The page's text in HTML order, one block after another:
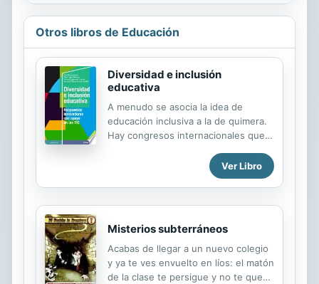
Otros libros de Educación
Diversidad e inclusión
educativa
A menudo se asocia la idea de
educación inclusiva a la de quimera.
Hay congresos internacionales que
esa maravillosa utopía" o que optan
por el título "I nclusión: una utopía
entrever que solo podemos hablar
teórico, a fin de mantener una cierta
distancia entre lo que se piensa o se
plantea al respecto en la literatura y
lo que realmente sucede en las
Ver Libro
Misterios subterráneos
Acabas de llegar a un nuevo colegio
y ya te ves envuelto en líos: el matón
de la clase te persigue y no te queda